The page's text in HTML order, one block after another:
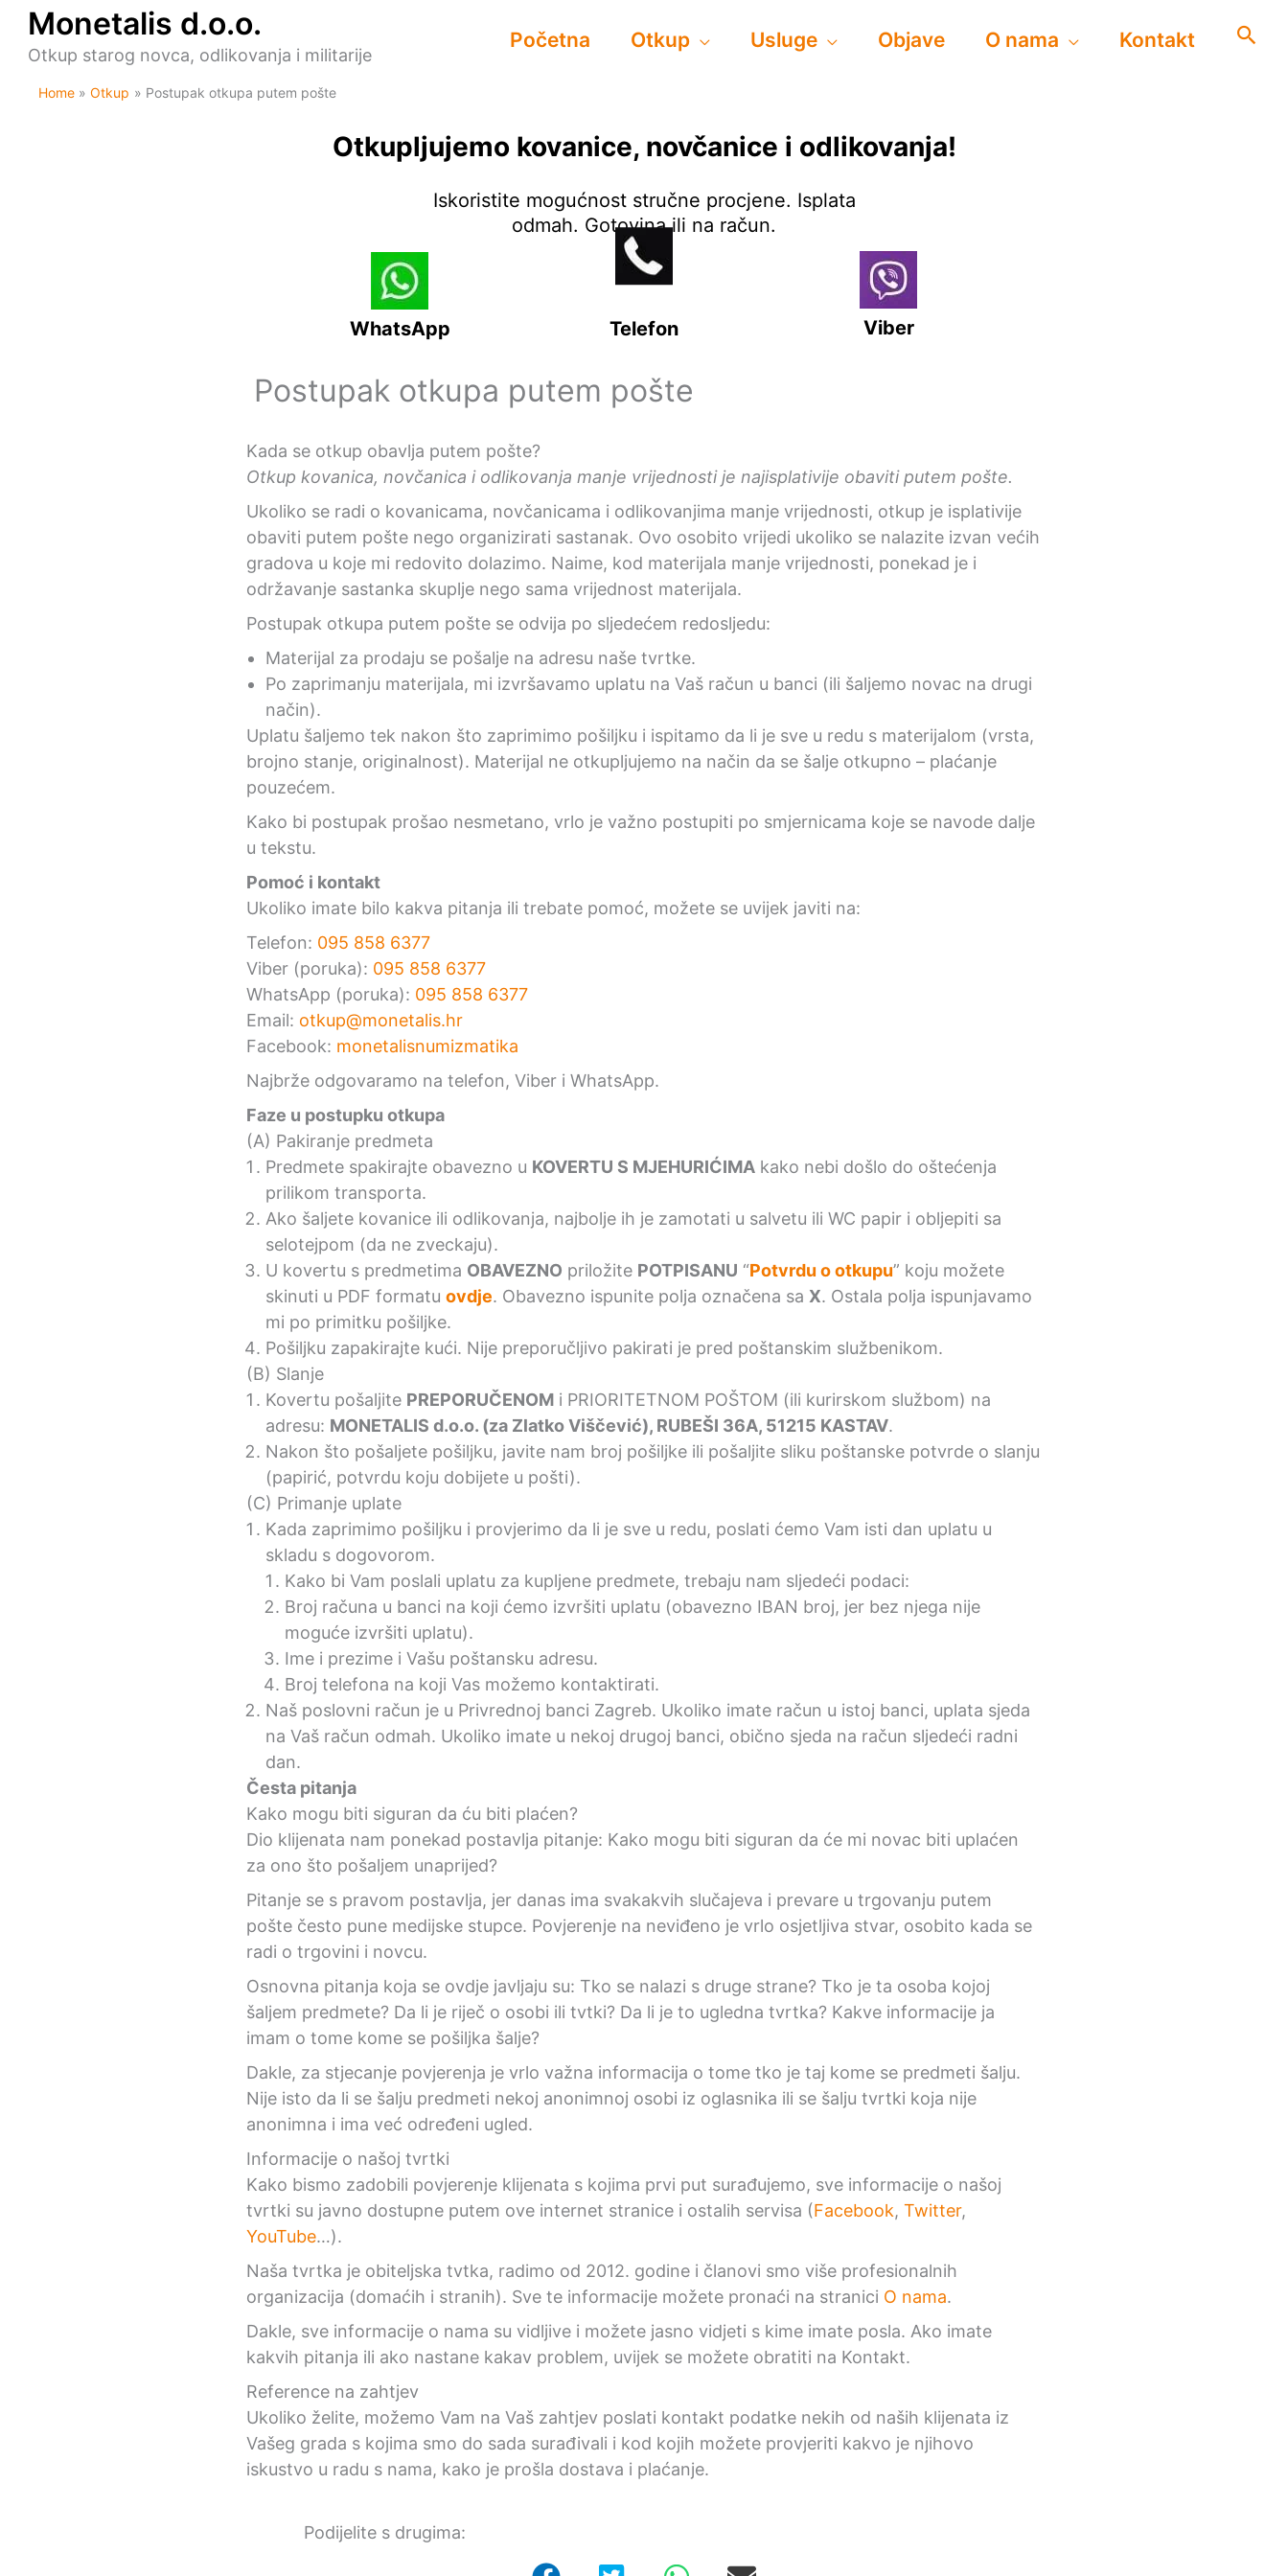
content
Monetalis d.o.o.
Otkup starog novca, odlikovanja i militarije
Početna Otkup Usluge Objave O nama Kontakt
Home Otkup Postupak otkupa putem pošte
Otkupljujemo kovanice, novčanice i odlikovanja!
Iskoristite mogućnost stručne procjene. Isplata
odmah. Gotovina ili na račun.
WhatsApp Viber
Telefon
Postupak otkupa putem pošte
Kada se otkup obavlja putem pošte?
Otkup kovanica, novčanica i odlikovanja manje vrijednosti je najisplativije obaviti putem pošte.
Ukoliko se radi o kovanicama, novčanicama i odlikovanjima manje vrijednosti, otkup je isplativije
obaviti putem pošte nego organizirati sastanak. Ovo osobito vrijedi ukoliko se nalazite izvan većih
gradova u koje mi redovito dolazimo. Naime, kod materijala manje vrijednosti, ponekad je i
održavanje sastanka skuplje nego sama vrijednost materijala.
Postupak otkupa putem pošte se odvija po sljedećem redosljedu:
Materijal za prodaju se pošalje na adresu naše tvrtke.
Po zaprimanju materijala, mi izvršavamo uplatu na Vaš račun u banci (ili šaljemo novac na drugi
način).
Uplatu šaljemo tek nakon što zaprimimo pošiljku i ispitamo da li je sve u redu s materijalom (vrsta,
brojno stanje, originalnost). Materijal ne otkupljujemo na način da se šalje otkupno – plaćanje
pouzećem.
Kako bi postupak prošao nesmetano, vrlo je važno postupiti po smjernicama koje se navode dalje
u tekstu.
Pomoć i kontakt
Ukoliko imate bilo kakva pitanja ili trebate pomoć, možete se uvijek javiti na:
Telefon: 095 858 6377
Viber (poruka): 095 858 6377
WhatsApp (poruka): 095 858 6377
Email: otkup@monetalis.hr
Facebook: monetalisnumizmatika
Najbrže odgovaramo na telefon, Viber i WhatsApp.
Faze u postupku otkupa
(A) Pakiranje predmeta
Predmete spakirajte obavezno u KOVERTU S MJEHURIĆIMA kako nebi došlo do oštećenja
prilikom transporta.
Ako šaljete kovanice ili odlikovanja, najbolje ih je zamotati u salvetu ili WC papir i obljepiti sa
selotejpom (da ne zveckaju).
U kovertu s predmetima OBAVEZNO priložite POTPISANU “Potvrdu o otkupu” koju možete
skinuti u PDF formatu ovdje. Obavezno ispunite polja označena sa X. Ostala polja ispunjavamo
mi po primitku pošiljke.
Pošiljku zapakirajte kući. Nije preporučljivo pakirati je pred poštanskim službenikom.
(B) Slanje
Kovertu pošaljite PREPORUČENOM i PRIORITETNOM POŠTOM (ili kurirskom službom) na
adresu: MONETALIS d.o.o. (za Zlatko Viščević), RUBEŠI 36A, 51215 KASTAV.
Nakon što pošaljete pošiljku, javite nam broj pošiljke ili pošaljite sliku poštanske potvrde o slanju
(papirić, potvrdu koju dobijete u pošti).
(C) Primanje uplate
Kada zaprimimo pošiljku i provjerimo da li je sve u redu, poslati ćemo Vam isti dan uplatu u
skladu s dogovorom.
Kako bi Vam poslali uplatu za kupljene predmete, trebaju nam sljedeći podaci:
Broj računa u banci na koji ćemo izvršiti uplatu (obavezno IBAN broj, jer bez njega nije
moguće izvršiti uplatu).
Ime i prezime i Vašu poštansku adresu.
Broj telefona na koji Vas možemo kontaktirati.
Naš poslovni račun je u Privrednoj banci Zagreb. Ukoliko imate račun u istoj banci, uplata sjeda
na Vaš račun odmah. Ukoliko imate u nekoj drugoj banci, obično sjeda na račun sljedeći radni
dan.
Česta pitanja
Kako mogu biti siguran da ću biti plaćen?
Dio klijenata nam ponekad postavlja pitanje: Kako mogu biti siguran da će mi novac biti uplaćen
za ono što pošaljem unaprijed?
Pitanje se s pravom postavlja, jer danas ima svakakvih slučajeva i prevare u trgovanju putem
pošte često pune medijske stupce. Povjerenje na neviđeno je vrlo osjetljiva stvar, osobito kada se
radi o trgovini i novcu.
Osnovna pitanja koja se ovdje javljaju su: Tko se nalazi s druge strane? Tko je ta osoba kojoj
šaljem predmete? Da li je riječ o osobi ili tvtki? Da li je to ugledna tvrtka? Kakve informacije ja
imam o tome kome se pošiljka šalje?
Dakle, za stjecanje povjerenja je vrlo važna informacija o tome tko je taj kome se predmeti šalju.
Nije isto da li se šalju predmeti nekoj anonimnoj osobi iz oglasnika ili se šalju tvrtki koja nije
anonimna i ima već određeni ugled.
Informacije o našoj tvrtki
Kako bismo zadobili povjerenje klijenata s kojima prvi put surađujemo, sve informacije o našoj
tvrtki su javno dostupne putem ove internet stranice i ostalih servisa (Facebook, Twitter,
YouTube…).
Naša tvrtka je obiteljska tvtka, radimo od 2012. godine i članovi smo više profesionalnih
organizacija (domaćih i stranih). Sve te informacije možete pronaći na stranici O nama.
Dakle, sve informacije o nama su vidljive i možete jasno vidjeti s kime imate posla. Ako imate
kakvih pitanja ili ako nastane kakav problem, uvijek se možete obratiti na Kontakt.
Reference na zahtjev
Ukoliko želite, možemo Vam na Vaš zahtjev poslati kontakt podatke nekih od naših klijenata iz
Vašeg grada s kojima smo do sada surađivali i kod kojih možete provjeriti kakvo je njihovo
iskustvo u radu s nama, kako je prošla dostava i plaćanje.
Podijelite s drugima: